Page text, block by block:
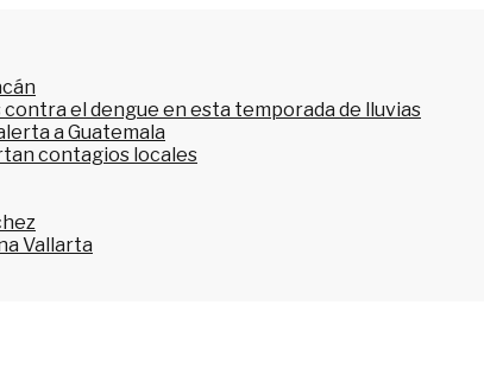
el dengue en esta temporada de lluvias
a Guatemala
contagios locales
Vallarta